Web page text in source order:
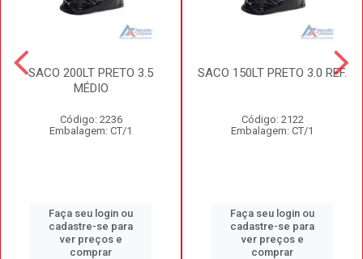
SACO 200LT PRETO 3.5
MÉDIO
Código: 2236
Embalagem: CT/1
Faça seu login ou
cadastre-se para
ver preços e
comprar
SACO 150LT PRETO 3.0 REF.
Código: 2122
Embalagem: CT/1
Faça seu login ou
cadastre-se para
ver preços e
comprar